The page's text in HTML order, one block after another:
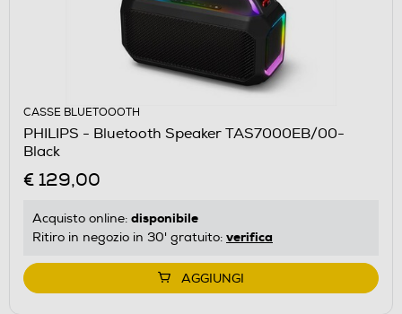
CASSE BLUETOOOTH
PHILIPS - Bluetooth Speaker TAS7000EB/00-
Black
€ 129,00
Acquisto online: disponibile
Ritiro in negozio in 30' gratuito: verifica
AGGIUNGI